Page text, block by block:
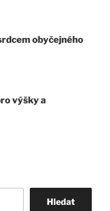
obyčejného
výšky a
Hledat